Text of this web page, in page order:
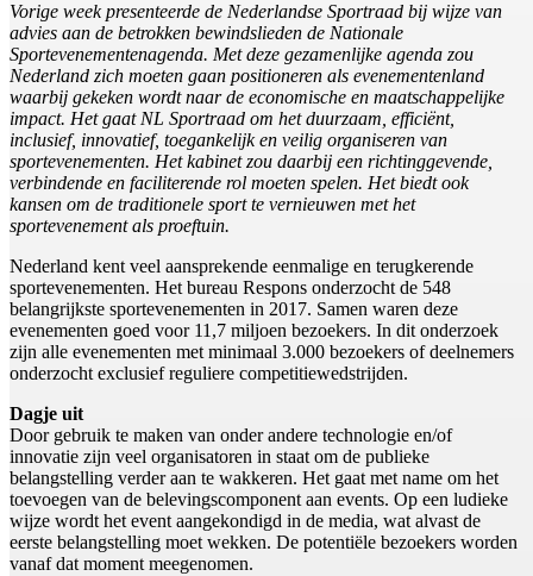
Vorige week presenteerde de Nederlandse Sportraad bij wijze van
advies aan de betrokken bewindslieden de Nationale
Sportevenementenagenda. Met deze gezamenlijke agenda zou
Nederland zich moeten gaan positioneren als evenementenland
waarbij gekeken wordt naar de economische en maatschappelijke
impact. Het gaat NL Sportraad om het duurzaam, efficiënt,
inclusief, innovatief, toegankelijk en veilig organiseren van
sportevenementen. Het kabinet zou daarbij een richtinggevende,
verbindende en faciliterende rol moeten spelen. Het biedt ook
kansen om de traditionele sport te vernieuwen met het
sportevenement als proeftuin.
Nederland kent veel aansprekende eenmalige en terugkerende
sportevenementen. Het bureau Respons onderzocht de 548
belangrijkste sportevenementen in 2017. Samen waren deze
evenementen goed voor 11,7 miljoen bezoekers. In dit onderzoek
zijn alle evenementen met minimaal 3.000 bezoekers of deelnemers
onderzocht exclusief reguliere competitiewedstrijden.
Dagje uit
Door gebruik te maken van onder andere technologie en/of
innovatie zijn veel organisatoren in staat om de publieke
belangstelling verder aan te wakkeren. Het gaat met name om het
toevoegen van de belevingscomponent aan events. Op een ludieke
wijze wordt het event aangekondigd in de media, wat alvast de
eerste belangstelling moet wekken. De potentiële bezoekers worden
vanaf dat moment meegenomen.